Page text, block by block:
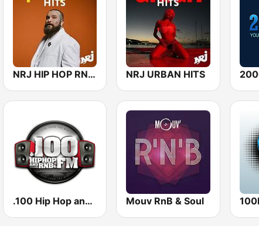
NRJ HIP HOP RNB HITS NRJ URBAN HITS
.100 Hip Hop and RNB.FM Mouv RnB & Soul